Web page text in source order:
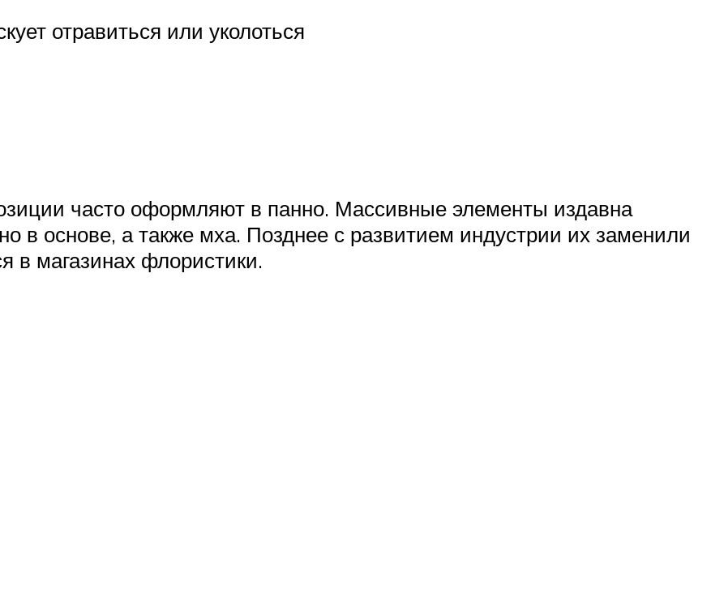
отравиться или уколоться
часто оформляют в панно. Массивные элементы издавна
в основе, а также мха. Позднее с развитием индустрии их заменили
в магазинах флористики.